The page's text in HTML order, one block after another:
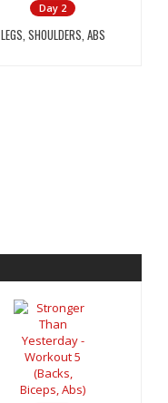
Day 2
LEGS, SHOULDERS, ABS